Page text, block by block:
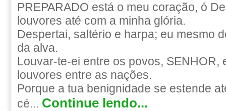
PREPARADO está o meu coração, ó
louvores até com a minha glória.
Despertai, saltério e harpa; eu mesmo
da alva.
Louvar-te-ei entre os povos, SENHOR,
louvores entre as nações.
Porque a tua benignidade se estende
cé... Continue lendo...